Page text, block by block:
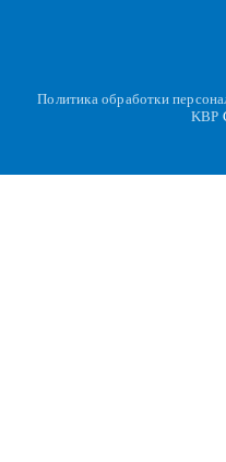
Политика обработки
KBP